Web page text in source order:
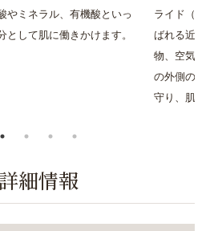
やミネラル、有機酸といっ
として肌に働きかけます。
ライド（
ばれる近年
物、空気中
の外側の成
守り、肌を
詳細情報